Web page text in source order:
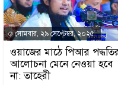
সোমবার, ২৯ সেপ্টেম্বর, ২০২৫
ওয়াজের মাঠে পিআর
আলোচনা মেনে নেওয়া হবে
না: তাহেরী